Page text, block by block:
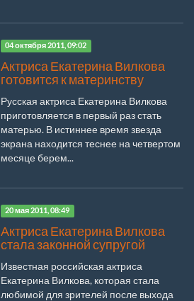
04 октября 2011, 09:02
Актриса Екатерина Вилкова
готовится к материнству
Русская актриса Екатерина Вилкова
приготовляется в первый раз стать
матерью. В истиннее время звезда
экрана находится теснее на четвертом
месяце берем...
20 мая 2011, 08:49
Актриса Екатерина Вилкова
стала законной супругой
Известная российская актриса
Екатерина Вилкова, которая стала
любимой для зрителей после выхода